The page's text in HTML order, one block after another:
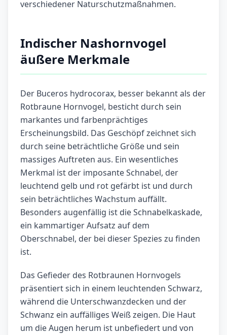
verschiedener Naturschutzmaßnahmen.
Indischer Nashornvogel
äußere Merkmale
Der Buceros hydrocorax, besser bekannt als der
Rotbraune Hornvogel, besticht durch sein
markantes und farbenprächtiges
Erscheinungsbild. Das Geschöpf zeichnet sich
durch seine beträchtliche Größe und sein
massiges Auftreten aus. Ein wesentliches
Merkmal ist der imposante Schnabel, der
leuchtend gelb und rot gefärbt ist und durch
sein beträchtliches Wachstum auffällt.
Besonders augenfällig ist die Schnabelkaskade,
ein kammartiger Aufsatz auf dem
Oberschnabel, der bei dieser Spezies zu finden
ist.
Das Gefieder des Rotbraunen Hornvogels
präsentiert sich in einem leuchtenden Schwarz,
während die Unterschwanzdecken und der
Schwanz ein auffälliges Weiß zeigen. Die Haut
um die Augen herum ist unbefiedert und von